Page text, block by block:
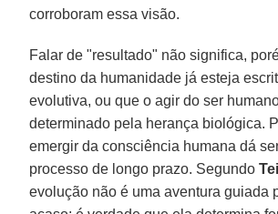
corroboram essa visão.
Falar de "resultado" não significa,
destino da humanidade já esteja
evolutiva, ou que o agir do ser
determinado pela herança biológica.
emergir da consciência humana dá
processo de longo prazo. Segundo
evolução não é uma aventura guiada